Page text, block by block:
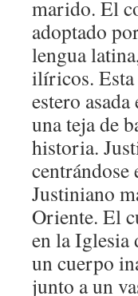
marido. El
adoptado
lengua
ilíricos. Esta
estero
una teja de
historia.
Justiniano
Oriente. El
en la Iglesia
un cuerpo
junto a un